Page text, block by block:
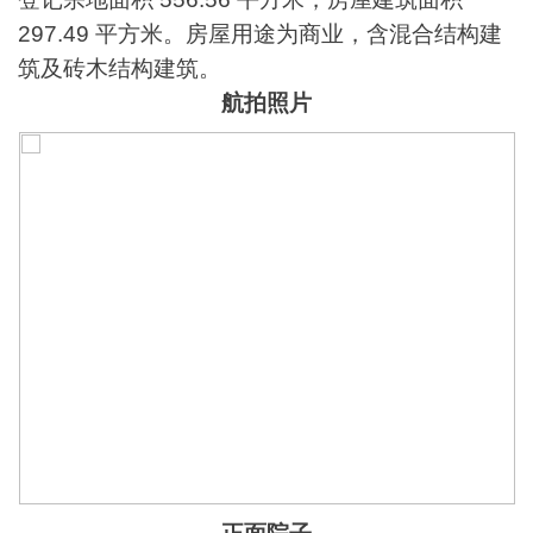
297.49 平方米。房屋用途为商业，含混合结构建
筑及砖木结构建筑。
航拍照片